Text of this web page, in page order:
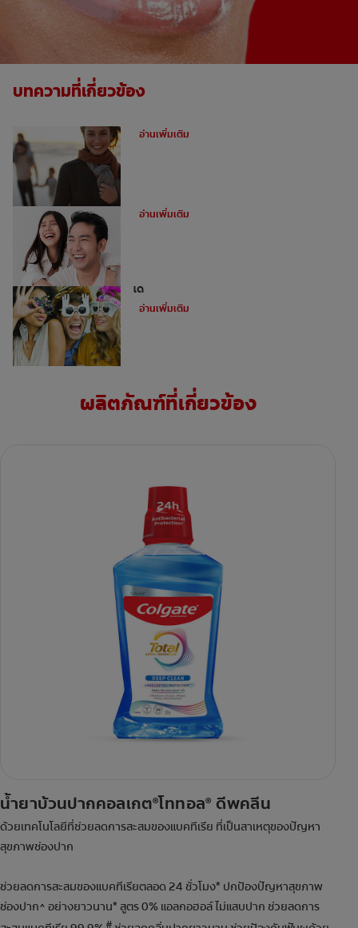
บทความที่เกี่ยวข้อง
อ่านเพิ่มเติม
อ่านเพิ่มเติม
ได้
อ่านเพิ่มเติม
ผลิตภัณฑ์ที่เกี่ยวข้อง
น้ำยาบ้วนปากคอลเกต®โททอล® ดีพคลีน
ด้วยเทคโนโลยีที่ช่วยลดการสะสมของแบคทีเรีย ที่เป็นสาเหตุของปัญหา
สุขภาพช่องปาก
ช่วยลดการสะสมของแบคทีเรียตลอด 24 ชั่วโมง* ปกป้องปัญหาสุขภาพ
ช่องปาก^ อย่างยาวนาน* สูตร 0% แอลกอฮอล์ ไม่แสบปาก ช่วยลดการ
#